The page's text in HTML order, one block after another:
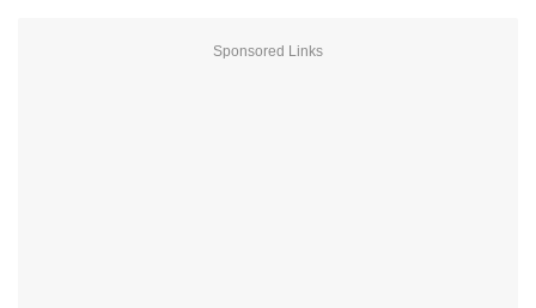
Sponsored Links